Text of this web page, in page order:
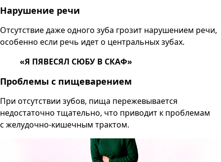
Нарушение речи
Отсутствие даже одного зуба грозит нарушением речи,
особенно если речь идет о центральных зубах.
«Я ПЯВЕСЯЛ СЮБУ В СКАФ»
Проблемы с пищеварением
При отсутствии зубов, пища пережевывается
недостаточно тщательно, что приводит к проблемам
с желудочно-кишечным трактом.